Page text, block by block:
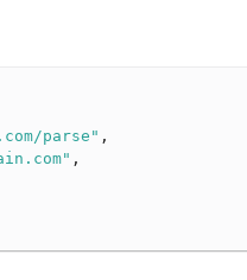
parse" ,
,